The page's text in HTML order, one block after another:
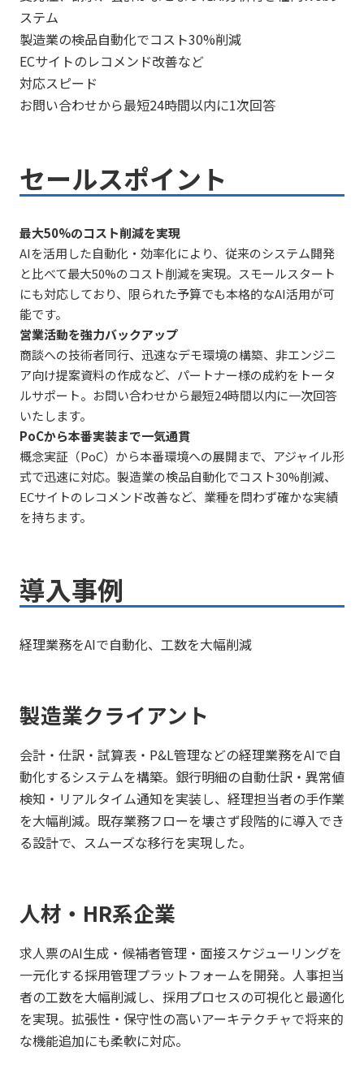
ステム
製造業の検品自動化でコスト30%削減
ECサイトのレコメンド改善など
対応スピード
お問い合わせから最短24時間以内に1次回答
セールスポイント
最大50%のコスト削減を実現
AIを活用した自動化・効率化により、従来のシステム開発
と比べて最大50%のコスト削減を実現。スモールスタート
にも対応しており、限られた予算でも本格的なAI活用が可
能です。
営業活動を強力バックアップ
商談への技術者同行、迅速なデモ環境の構築、非エンジニ
ア向け提案資料の作成など、パートナー様の成約をトータ
ルサポート。お問い合わせから最短24時間以内に一次回答
いたします。
PoCから本番実装まで一気通貫
概念実証（PoC）から本番環境への展開まで、アジャイル形
式で迅速に対応。製造業の検品自動化でコスト30%削減、
ECサイトのレコメンド改善など、業種を問わず確かな実績
を持ちます。
導入事例
経理業務をAIで自動化、工数を大幅削減
製造業クライアント
会計・仕訳・試算表・P&L管理などの経理業務をAIで自
動化するシステムを構築。銀行明細の自動仕訳・異常値
検知・リアルタイム通知を実装し、経理担当者の手作業
を大幅削減。既存業務フローを壊さず段階的に導入でき
る設計で、スムーズな移行を実現した。
人材・HR系企業
求人票のAI生成・候補者管理・面接スケジューリングを
一元化する採用管理プラットフォームを開発。人事担当
者の工数を大幅削減し、採用プロセスの可視化と最適化
を実現。拡張性・保守性の高いアーキテクチャで将来的
な機能追加にも柔軟に対応。